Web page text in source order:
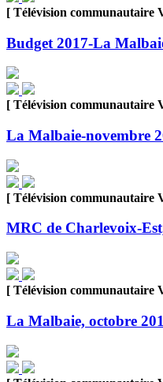
[ Télévision communautaire
Budget 2017-La
[ Télévision communautaire
La Malbaie-novembre
[ Télévision communautaire
MRC de Charlevoix-
[ Télévision communautaire
La Malbaie, octobre